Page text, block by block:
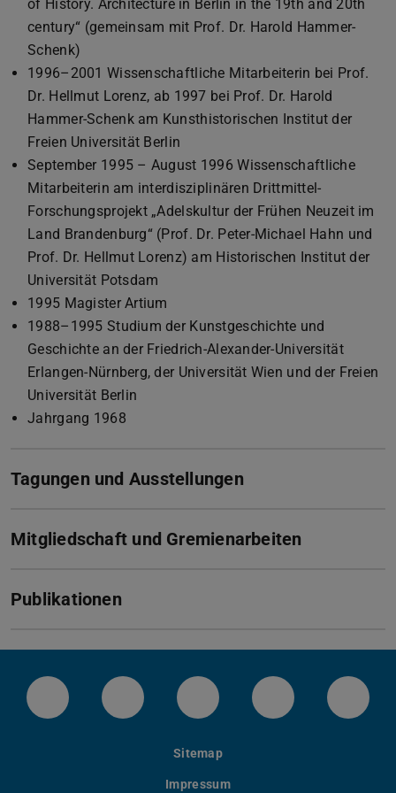
of History. Architecture in Berlin in the 19th and 20th
century“ (gemeinsam mit Prof. Dr. Harold Hammer-
Schenk)
1996–2001 Wissenschaftliche Mitarbeiterin bei Prof.
Dr. Hellmut Lorenz, ab 1997 bei Prof. Dr. Harold
Hammer-Schenk am Kunsthistorischen Institut der
Freien Universität Berlin
September 1995 – August 1996 Wissenschaftliche
Mitarbeiterin am interdisziplinären Drittmittel-
Forschungsprojekt „Adelskultur der Frühen Neuzeit im
Land Brandenburg“ (Prof. Dr. Peter-Michael Hahn und
Prof. Dr. Hellmut Lorenz) am Historischen Institut der
Universität Potsdam
1995 Magister Artium
1988–1995 Studium der Kunstgeschichte und
Geschichte an der Friedrich-Alexander-Universität
Erlangen-Nürnberg, der Universität Wien und der Freien
Universität Berlin
Jahrgang 1968
Tagungen und Ausstellungen
Mitgliedschaft und Gremienarbeiten
Publikationen
LinkedIn-Seite der TU Darmstadt
Instagram-Kanal der TU
Bluesky-Kanal der TU
Facebook-
Sitemap
Impressum